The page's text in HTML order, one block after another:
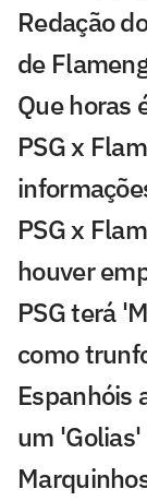
Redação
de
Que horas
PSG x
PSG x
houver
PSG terá
como
Espanhóis
um